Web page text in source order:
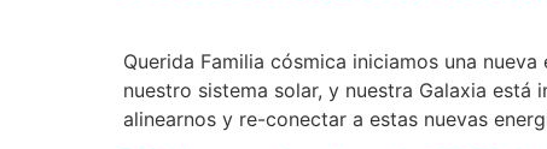
Querida Familia cósmica iniciamos una
nuestro sistema solar, y nuestra Galaxia
alinearnos y re-conectar a estas nuevas